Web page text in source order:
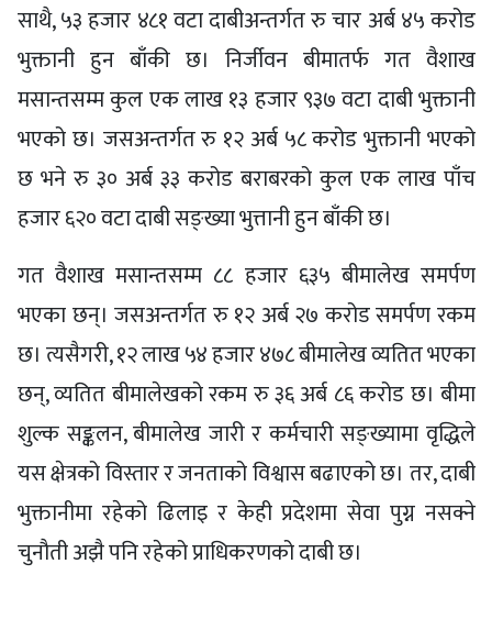
साथै, ५३ हजार ४८१ वटा दाबीअन्तर्गत रु चार अर्ब ४५ करोड
भुक्तानी हुन बाँकी छ। निर्जीवन बीमातर्फ गत वैशाख
मसान्तसम्म कुल एक लाख १३ हजार ९३७ वटा दाबी भुक्तानी
भएको छ। जसअन्तर्गत रु १२ अर्ब ५८ करोड भुक्तानी भएको
छ भने रु ३० अर्ब ३३ करोड बराबरको कुल एक लाख पाँच
हजार ६२० वटा दाबी सङ्ख्या भुत्तानी हुन बाँकी छ।
गत वैशाख मसान्तसम्म ८८ हजार ६३५ बीमालेख समर्पण
भएका छन्। जसअन्तर्गत रु १२ अर्ब २७ करोड समर्पण रकम
छ। त्यसैगरी, १२ लाख ५४ हजार ४७८ बीमालेख व्यतित भएका
छन्, व्यतित बीमालेखको रकम रु ३६ अर्ब ८६ करोड छ। बीमा
शुल्क सङ्कलन, बीमालेख जारी र कर्मचारी सङ्ख्यामा वृद्धिले
यस क्षेत्रको विस्तार र जनताको विश्वास बढाएको छ। तर, दाबी
भुक्तानीमा रहेको ढिलाइ र केही प्रदेशमा सेवा पुग्न नसक्ने
चुनौती अझै पनि रहेको प्राधिकरणको दाबी छ।